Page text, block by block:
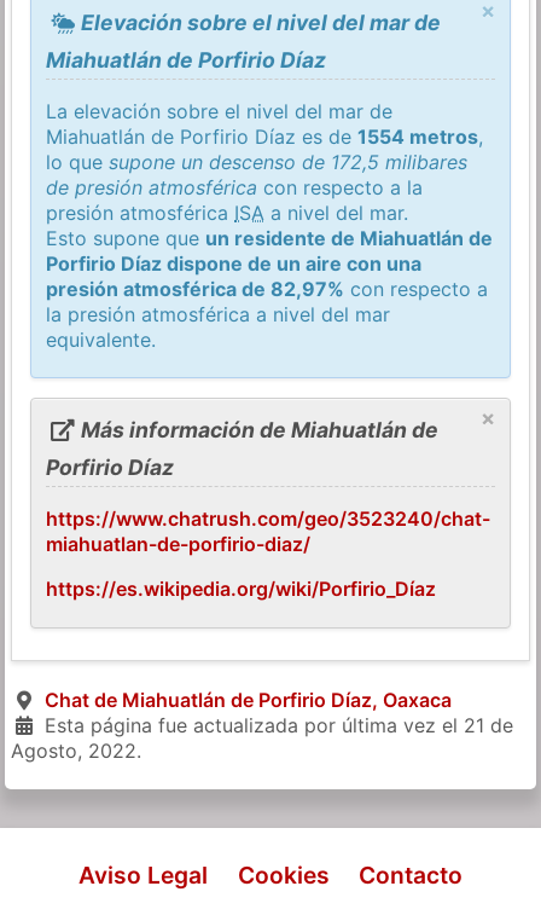
×
Elevación sobre el nivel del mar de
Miahuatlán de Porfirio Díaz
La elevación sobre el nivel del mar de
Miahuatlán de Porfirio Díaz es de1554 metros,
lo quesupone un descenso de 172,5 milibares
de presión atmosférica con respecto a la
presión atmosférica ISA a nivel del mar.
Esto supone que un residente de Miahuatlán de
Porfirio Díaz dispone de un aire con una
presión atmosférica de 82,97% con respecto a
la presión atmosférica a nivel del mar
equivalente.
×
Más información de Miahuatlán de
Porfirio Díaz
https://www.chatrush.com/geo/3523240/chat-
miahuatlan-de-porfirio-diaz/
https://es.wikipedia.org/wiki/Porfirio_Díaz
Chat de Miahuatlán de Porfirio Díaz, Oaxaca
Esta página fue actualizada por última vez el 21 de
Agosto, 2022.
Aviso Legal Cookies Contacto